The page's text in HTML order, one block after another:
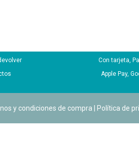
Con tarjeta,
Apple Pay,
y condiciones de compra | Política de